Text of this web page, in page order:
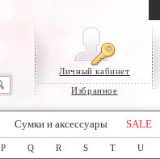
Личный кабинет
Избранное
Сумки и аксессуары SALE
P Q R S T U